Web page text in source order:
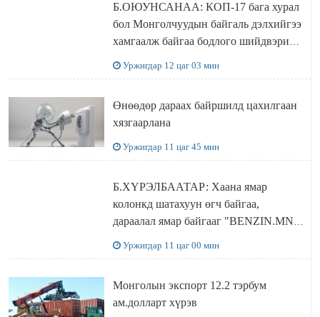
Б.ОЮУНСАНАА: КОП-17 бага хурал
бол Монголчуудын байгаль дэлхийгээ
хамгаалж байгаа бодлого шийдвэрийг
ДЭЛХИЙД СУРТАЛЧИЛАХ гол
бодлого
Уржигдар 12 цаг 03 мин
Өнөөдөр дараах байршилд цахилгаан
хязгаарлана
Уржигдар 11 цаг 45 мин
Б.ХҮРЭЛБААТАР: Хаана ямар
колонкд шатахуун өгч байгаа,
дараалал ямар байгааг "BENZIN.MN”
сайтаас харах боломжтой
Уржигдар 11 цаг 00 мин
Монголын экспорт 12.2 тэрбум
ам.долларт хүрэв